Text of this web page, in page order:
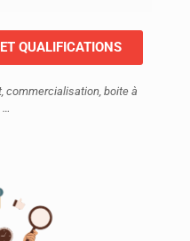
QUALIFICATIONS
commercialisation, boite à
…